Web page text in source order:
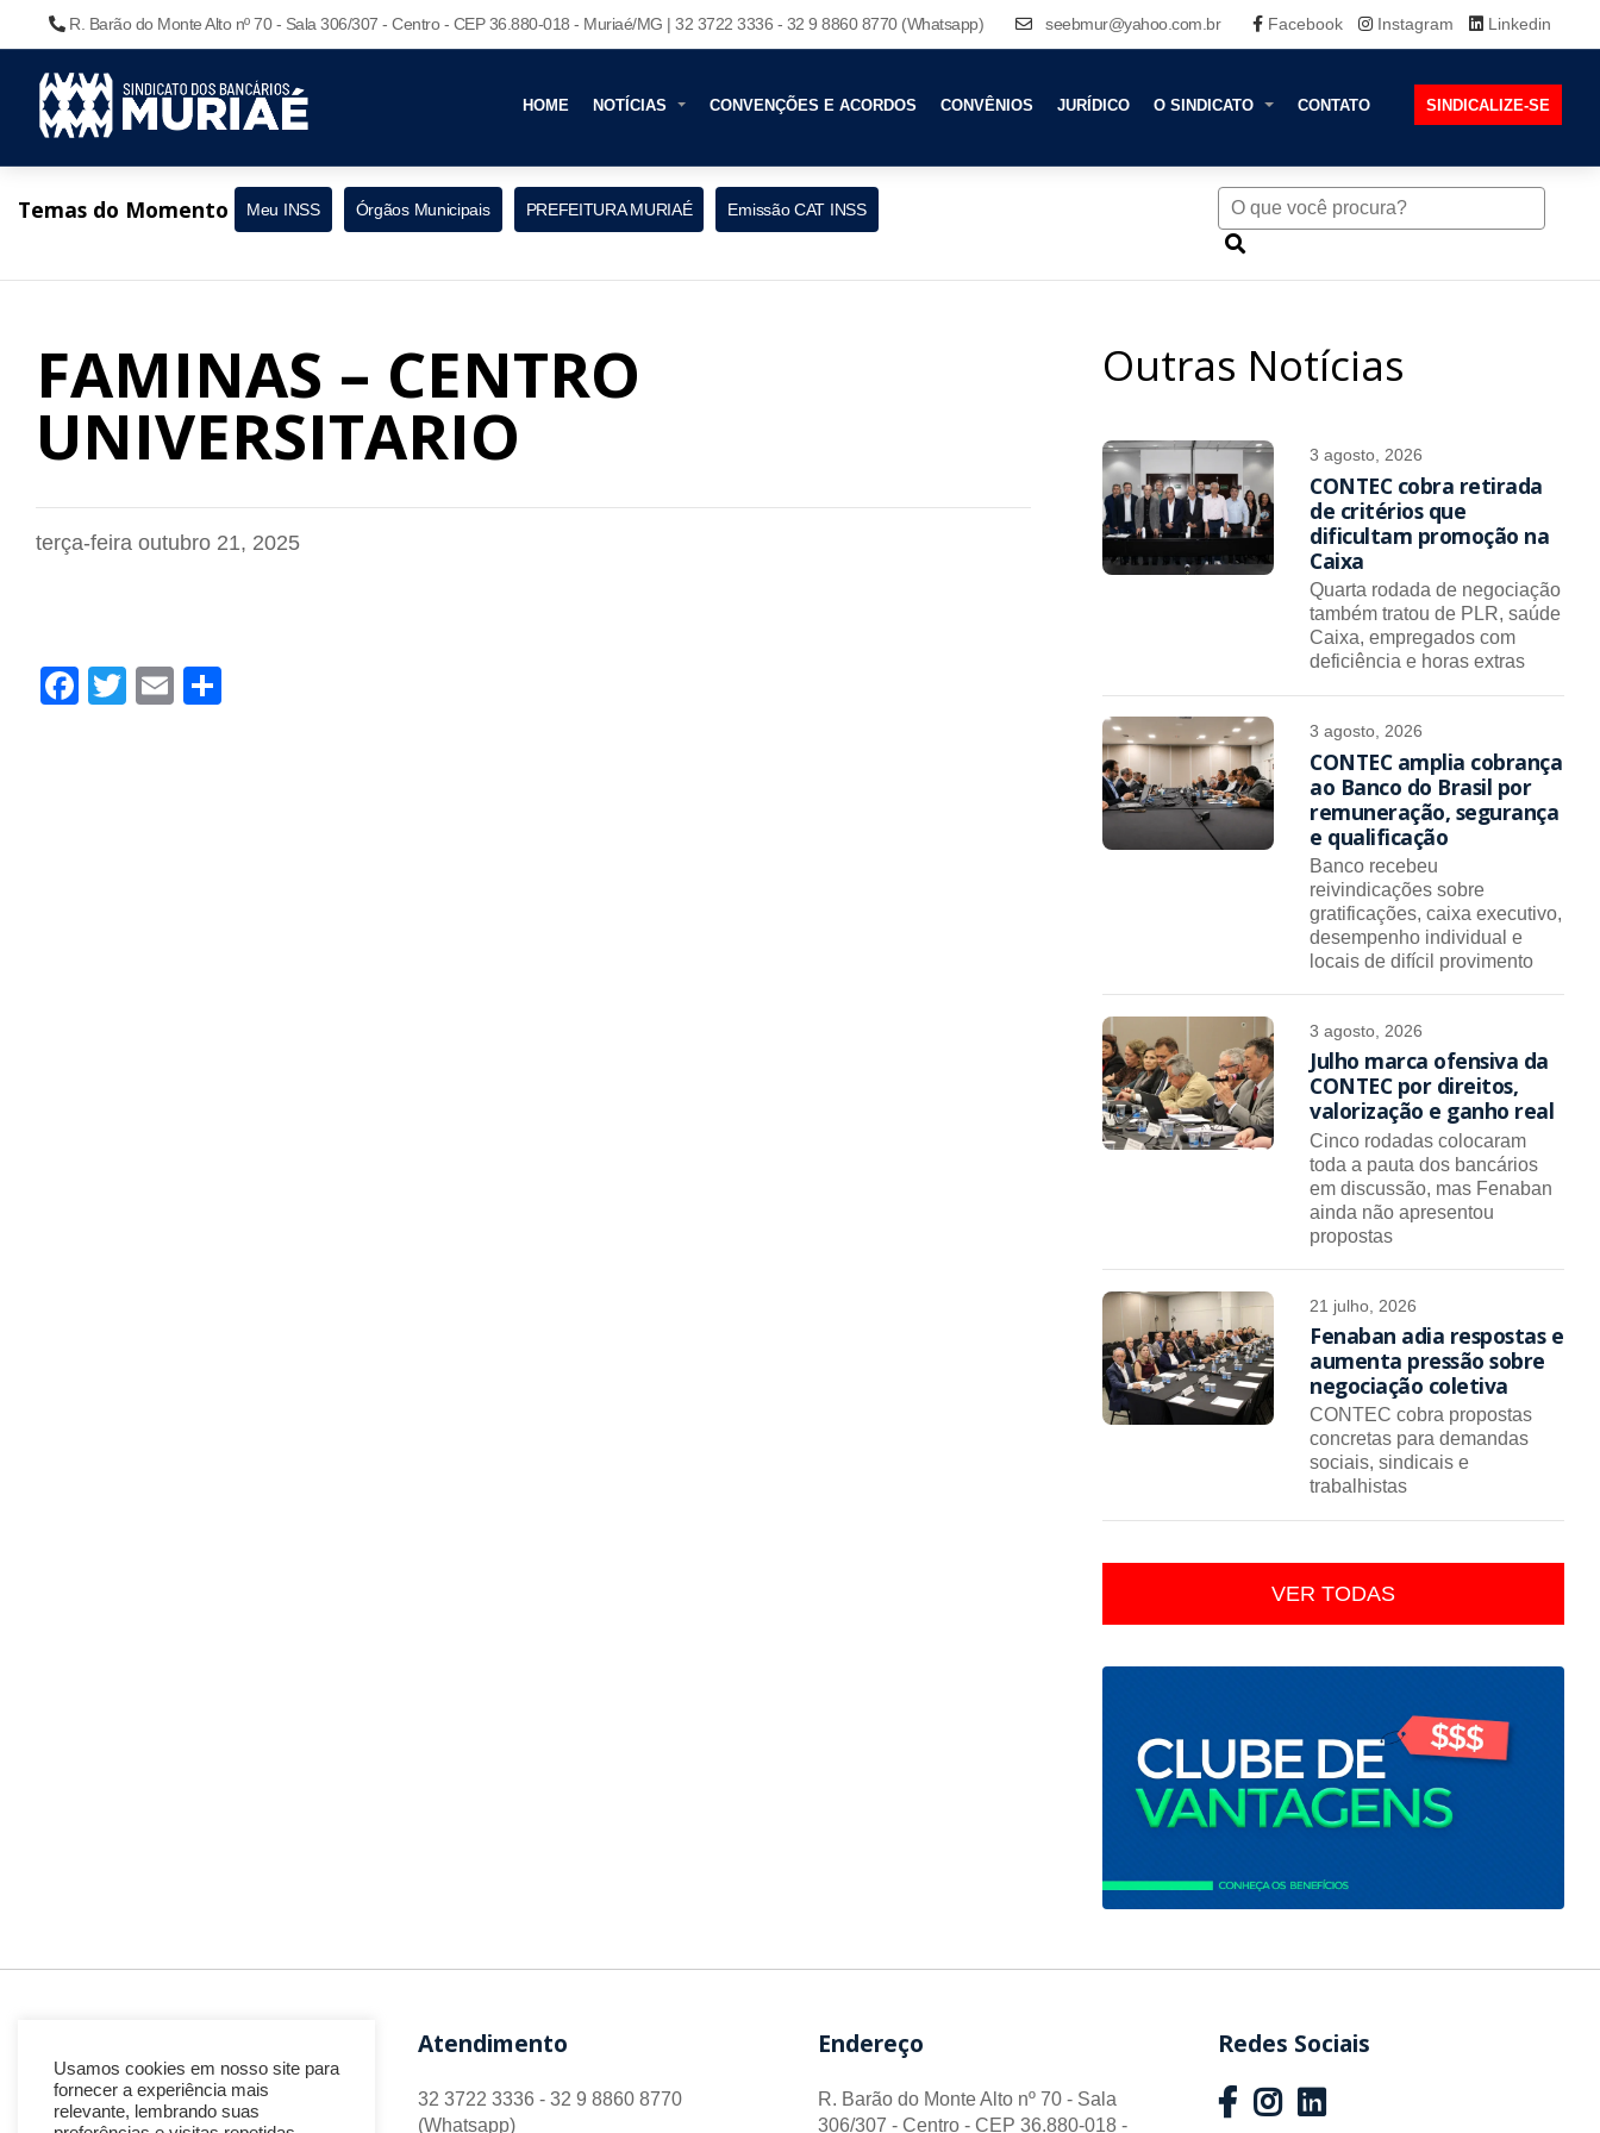
R. Barão do Monte Alto nº 70 - Sala 306/307 - Centro - CEP 36.880-018 - Muriaé/MG | 32 3722 3336 - 32 9 8860 8770 (Whatsapp) seebmur@yahoo.com.br Facebook Instagram Linkedin
HOME NOTÍCIAS CONVENÇÕES E ACORDOS CONVÊNIOS JURÍDICO O SINDICATO CONTATO SINDICALIZE-SE
Temas do Momento Meu INSS Órgãos Municipais PREFEITURA MURIAÉ Emissão CAT INSS
FAMINAS – CENTRO
UNIVERSITARIO
terça-feira outubro 21, 2025
Facebook
Twitter
Email
Outras Notícias
3 agosto, 2026
CONTEC cobra retirada
de critérios que
dificultam promoção na
Caixa
Quarta rodada de negociação
também tratou de PLR, saúde
Caixa, empregados com
deficiência e horas extras
3 agosto, 2026
CONTEC amplia cobrança
ao Banco do Brasil por
remuneração, segurança
e qualificação
Banco recebeu
reivindicações sobre
gratificações, caixa executivo,
desempenho individual e
locais de difícil provimento
3 agosto, 2026
Julho marca ofensiva da
CONTEC por direitos,
valorização e ganho real
Cinco rodadas colocaram
toda a pauta dos bancários
em discussão, mas Fenaban
ainda não apresentou
propostas
21 julho, 2026
Fenaban adia respostas e
aumenta pressão sobre
negociação coletiva
CONTEC cobra propostas
concretas para demandas
sociais, sindicais e
trabalhistas
VER TODAS
Atendimento
32 3722 3336 - 32 9 8860 8770
(Whatsapp)
Endereço
R. Barão do Monte Alto nº 70 - Sala
306/307 - Centro - CEP 36.880-018 -
Redes Sociais
Usamos cookies em nosso site para
fornecer a experiência mais
relevante, lembrando suas